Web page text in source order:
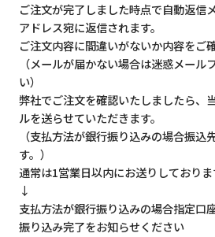
ご注文が完了しました時点で自動返信
アドレス宛に返信されます。
ご注文内容に間違いがないか内容をご
（メールが届かない場合は迷惑メール
い）
弊社でご注文を確認いたしましたら、
ルを送らせていただきます。
（支払方法が銀行振り込みの場合振込
す。）
通常は1営業日以内にお送りしておりま
↓
支払方法が銀行振り込みの場合指定口
振り込み完了をお知らせください